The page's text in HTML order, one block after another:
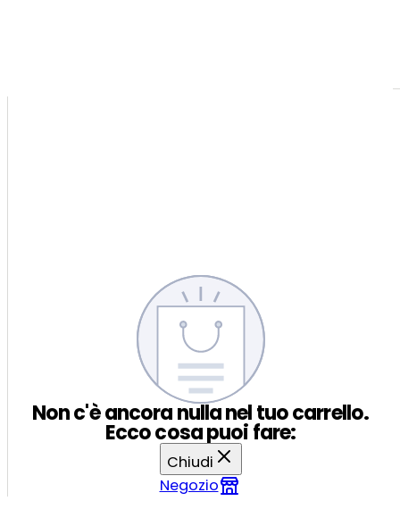
Non c'è ancora nulla nel tuo carrello.
Ecco cosa puoi fare:
Chiudi
Negozio